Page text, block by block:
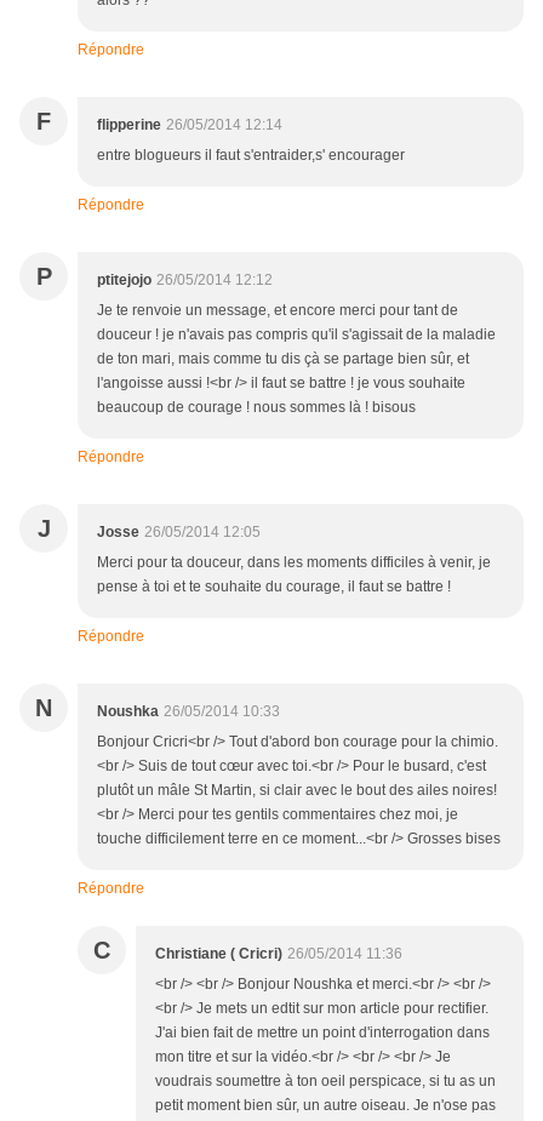
Répondre
F flipperine 26/05/2014 12:14
entre blogueurs il faut s'entraider,s' encourager
Répondre
P ptitejojo 26/05/2014 12:12
Je te renvoie un message, et encore merci pour tant de
douceur ! je n'avais pas compris qu'il s'agissait de la maladie
de ton mari, mais comme tu dis çà se partage bien sûr, et
l'angoisse aussi !<br /> il faut se battre ! je vous souhaite
beaucoup de courage ! nous sommes là ! bisous
Répondre
J Josse 26/05/2014 12:05
Merci pour ta douceur, dans les moments difficiles à venir, je
pense à toi et te souhaite du courage, il faut se battre !
Répondre
N Noushka 26/05/2014 10:33
Bonjour Cricri<br /> Tout d'abord bon courage pour la chimio.
<br /> Suis de tout cœur avec toi.<br /> Pour le busard, c'est
plutôt un mâle St Martin, si clair avec le bout des ailes noires!
<br /> Merci pour tes gentils commentaires chez moi, je
touche difficilement terre en ce moment...<br /> Grosses bises
Répondre
C Christiane ( Cricri) 26/05/2014 11:36
<br /> <br /> Bonjour Noushka et merci.<br /> <br />
<br /> Je mets un edtit sur mon article pour rectifier.
J'ai bien fait de mettre un point d'interrogation dans
mon titre et sur la vidéo.<br /> <br /> <br /> Je
voudrais soumettre à ton oeil perspicace, si tu as un
petit moment bien sûr, un autre oiseau. Je n'ose pas